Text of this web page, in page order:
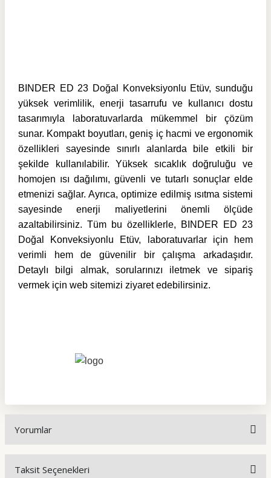
BINDER ED 23 Doğal Konveksiyonlu Etüv, sunduğu
yüksek verimlilik, enerji tasarrufu ve kullanıcı dostu
tasarımıyla laboratuvarlarda mükemmel bir çözüm
sunar. Kompakt boyutları, geniş iç hacmi ve ergonomik
özellikleri sayesinde sınırlı alanlarda bile etkili bir
şekilde kullanılabilir. Yüksek sıcaklık doğruluğu ve
homojen ısı dağılımı, güvenli ve tutarlı sonuçlar elde
etmenizi sağlar. Ayrıca, optimize edilmiş ısıtma sistemi
sayesinde enerji maliyetlerini önemli ölçüde
azaltabilirsiniz. Tüm bu özelliklerle, BINDER ED 23
Doğal Konveksiyonlu Etüv, laboratuvarlar için hem
verimli hem de güvenilir bir çalışma arkadaşıdır.
Detaylı bilgi almak, sorularınızı iletmek ve sipariş
vermek için web sitemizi ziyaret edebilirsiniz.
Yorumlar
Taksit Seçenekleri